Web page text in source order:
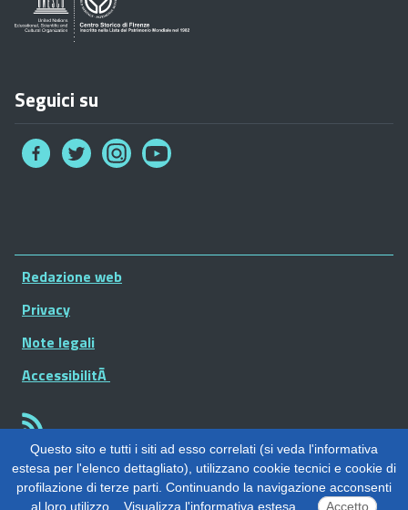
URP - Ufficio Relazioni con il Pubblico
Seguici su
Collegamento
Collegamento
a
Collegamento
a
Collegamento
a
Widget
Redazione web
Privacy
Note legali
AccessibilitÃ
Questo sito e tutti i siti ad esso correlati (si veda l'informativa
estesa per l'elenco dettagliato), utilizzano cookie tecnici e cookie di
profilazione di terze parti. Continuando la navigazione acconsenti
al loro utilizzo.
Visualizza l'informativa estesa Accetto